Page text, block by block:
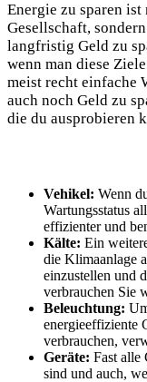
Energie zu sparen
Gesellschaft,
langfristig Geld zu
wenn man diese
meist recht einfache
auch noch Geld zu
die du ausprobieren
Vehikel: Wenn
Wartungsstatus
effizienter und
Kälte: Ein
die Klimaanlage
einzustellen und
verbrauchen Sie
Beleuchtung:
energieeffiziente
verbrauchen,
Geräte: Fast alle
sind und auch,